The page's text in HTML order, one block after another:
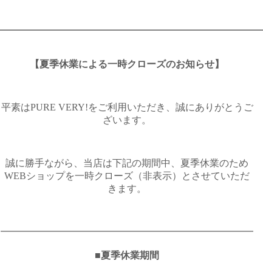
【夏季休業による一時クローズのお知らせ】
平素はPURE VERY!をご利用いただき、誠にありがとうご
ざいます。
誠に勝手ながら、当店は下記の期間中、夏季休業のため
WEBショップを一時クローズ（非表示）とさせていただ
きます。
━━━━━━━━━━━━━━━━━━━━━━━━━━
■夏季休業期間